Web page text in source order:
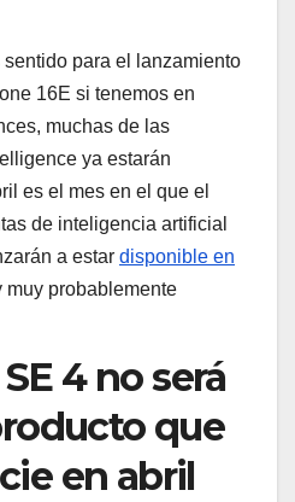
para el lanzamiento
16E si tenemos en
muchas de las
ya estarán
es el mes en el que el
de inteligencia artificial
a estar disponible en
muy probablemente
4 no será
que
en abril